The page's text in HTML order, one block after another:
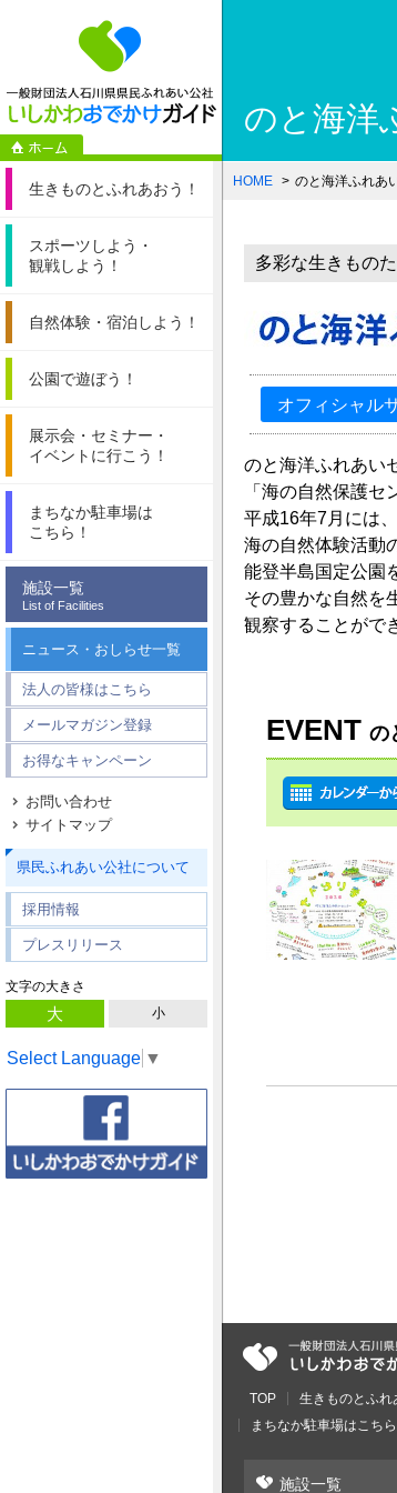
一般財
生きものとふれあおう！
スポーツしよう・
観戦しよう！
自然体験・ 宿泊しよう！
公園で遊ぼう！
展示会・セミナー・
イベントに行こう！
まちなか駐車場は
こちら！
施設一覧
List of Facilities
ニュース・おしらせ一覧
法人の皆様はこちら
メールマガジン登録
お得なキャンペーン
お問い合わせ
サイトマップ
県民ふれあい公社について
採用情報
プレスリリース
文字の大きさ
大 小
Select Language ▼
のと海洋
HOME のと海洋ふれあ
多彩な生きもの
オフィシャル
のと海洋ふれあい
「海の自然保護セ
平成16年7月には
海の自然体験活動
能登半島国定公園
その豊かな自然を
観察することがで
EVENT の
TOP 生きものとふれ
まちなか駐車場はこちら
施設一覧